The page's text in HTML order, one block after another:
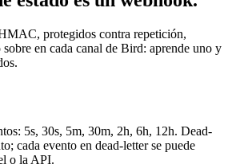
protegidos contra repetición,
en cada canal de Bird: aprende uno y
5s, 30s, 5m, 30m, 2h, 6h, 12h. Dead-
cada evento en dead-letter se puede
o la API.